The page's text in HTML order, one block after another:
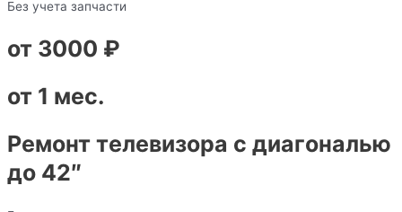
Без учета запчасти
от 3000 ₽
от 1 мес.
Ремонт телевизора с диагональю
до 42″